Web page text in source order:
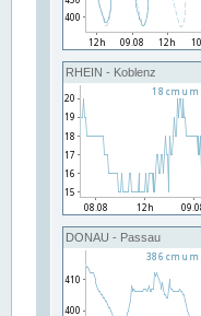
RHEIN - Koblenz
DONAU - Passau